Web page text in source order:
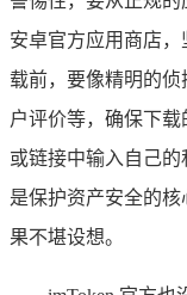
安卓官方应用商店
载前，要像精明的侦
户评价等，确保下
或链接中输入自己
是保护资产安全的
果不堪设想。